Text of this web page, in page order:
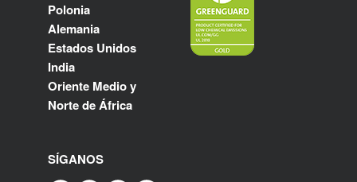
Polonia
Alemania
Estados Unidos
India
Oriente Medio y
Norte de África
SÍGANOS